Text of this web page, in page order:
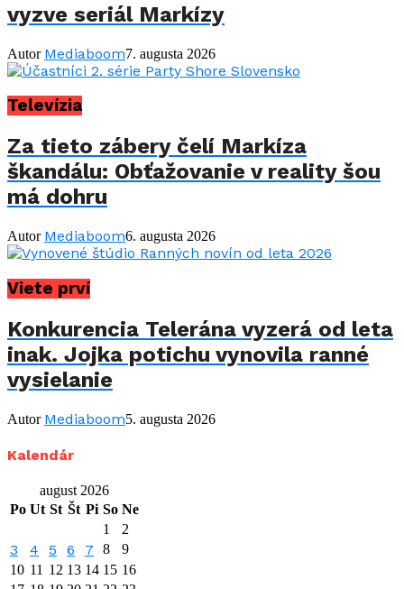
vyzve seriál Markízy
Autor Mediaboom7. augusta 2026
Televízia
Za tieto zábery čelí Markíza
škandálu: Obťažovanie v reality šou
má dohru
Autor Mediaboom6. augusta 2026
Viete prví
Konkurencia Telerána vyzerá od leta
inak. Jojka potichu vynovila ranné
vysielanie
Autor Mediaboom5. augusta 2026
Kalendár
august 2026
Po Ut St Št Pi So Ne
1
2
3 4 5 6 7 8
9
10 11 12 13 14 15 16